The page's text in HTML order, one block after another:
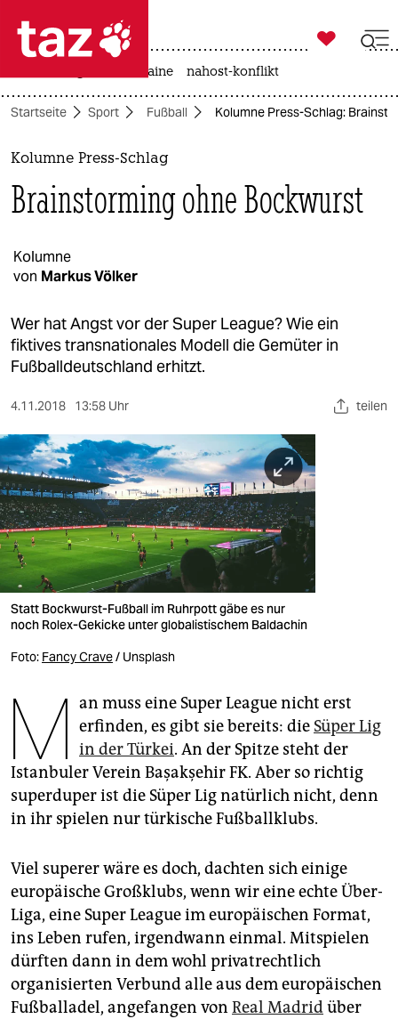
 taz zahl ich
taz zahl ich
themen
politik
gesellschaft
kultur
sport
berlin
nord
wahrheit
verlag
verlag
veranstaltungen
shop
fragen & hilfe
unterstützen
abo
genossenschaft
epaper login

taz zahl ich
krieg in der ukraine nahost-konflikt
Startseite Sport Fußball Kolumne Press-Schlag:
Kolumne Press-Schlag
Brainstorming ohne Bockwurst
Kolumne
von Markus Völker
Wer hat Angst vor der Super League? Wie ein
fiktives transnationales Modell die Gemüter in
Fußballdeutschland erhitzt.
4.11.2018 13:58 Uhr teilen
Statt Bockwurst-Fußball im Ruhrpott gäbe es nur
noch Rolex-Gekicke unter globalistischem Baldachin
Foto: Fancy Crave/ Unsplash
M an muss eine Super League nicht erst
erfinden, es gibt sie bereits: die Süper Lig
in der Türkei. An der Spitze steht der
Istanbuler Verein Başakşehir FK. Aber so richtig
superduper ist die Süper Lig natürlich nicht, denn
in ihr spielen nur türkische Fußballklubs.
Viel superer wäre es doch, dachten sich einige
europäische Großklubs, wenn wir eine echte Über-
Liga, eine Super League im europäischen Format,
ins Leben rufen, irgendwann einmal. Mitspielen
dürften dann in dem wohl privatrechtlich
organisierten Verbund alle aus dem europäischen
Fußballadel, angefangen von Real Madridüber